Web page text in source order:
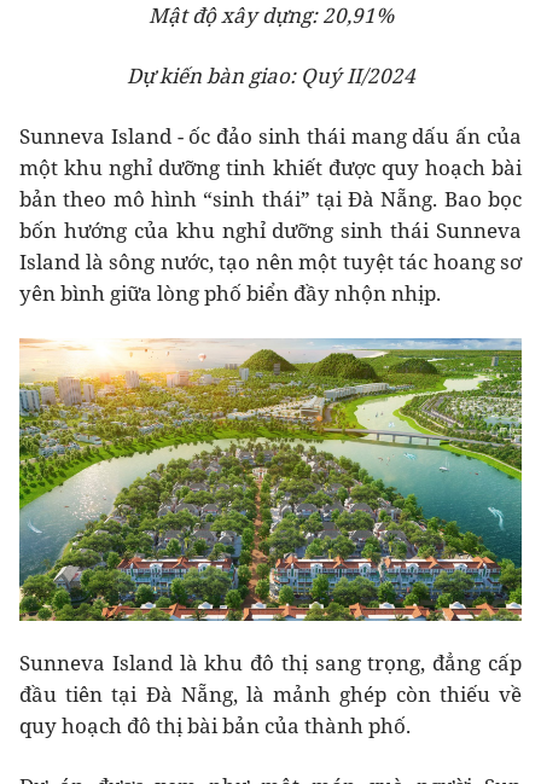
Mật độ xây dựng: 20,91%
Dự kiến bàn giao: Quý II/2024
Sunneva Island - ốc đảo sinh thái mang dấu ấn của
một khu nghỉ dưỡng tinh khiết được quy hoạch bài
bản theo mô hình “sinh thái” tại Đà Nẵng. Bao bọc
bốn hướng của khu nghỉ dưỡng sinh thái Sunneva
Island là sông nước, tạo nên một tuyệt tác hoang sơ
yên bình giữa lòng phố biển đầy nhộn nhịp.
Sunneva Island là khu đô thị sang trọng, đẳng cấp
đầu tiên tại Đà Nẵng, là mảnh ghép còn thiếu về
quy hoạch đô thị bài bản của thành phố.